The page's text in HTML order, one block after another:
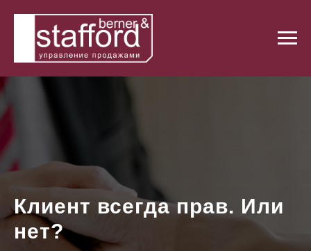
Клиент всегда прав. Или
нет?